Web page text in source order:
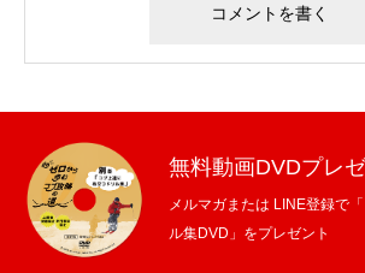
無料動画DVDプレ
メルマガまたは LINE登録で
ル集DVD」をプレゼント